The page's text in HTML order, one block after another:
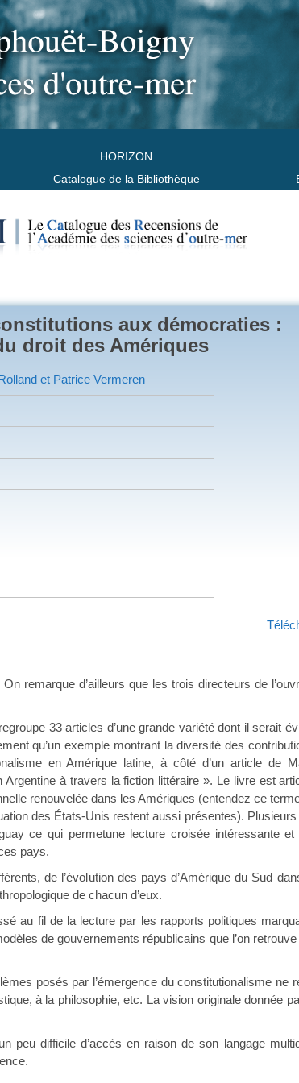
HORIZON
Catalogue de la Bibliothèque
aux démocraties :
droit des Amériques
et Patrice Vermeren
d’ailleurs que les trois directeurs de
33 articles d’une grande variété dont il serait
qu’un exemple montrant la diversité des
en Amérique latine, à côté d’un article de
à travers la fiction littéraire ». Le livre est
renouvelée dans les Amériques (entendez ce
des États-Unis restent aussi présentes).
ce qui permetune lecture croisée intéressante
pays.
de l’évolution des pays d’Amérique du Sud
de chacun d’eux.
fil de la lecture par les rapports politiques
de gouvernements républicains que l’on
posés par l’émergence du constitutionalisme ne
à la philosophie, etc. La vision originale donnée
difficile d’accès en raison de son langage
ouvrage de